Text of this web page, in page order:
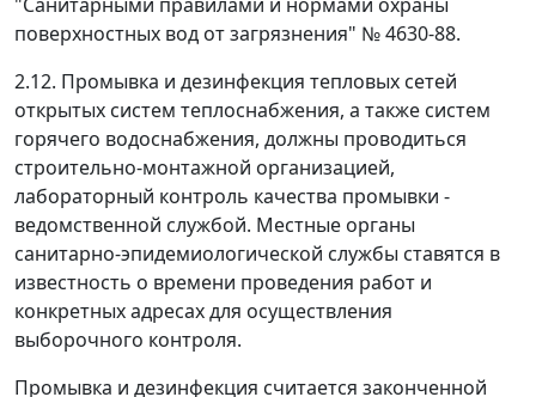
поверхностных вод от загрязнения" № 4630-88.
2.12. Промывка и дезинфекция тепловых сетей
открытых систем теплоснабжения, а также систем
горячего водоснабжения, должны проводиться
строительно-монтажной организацией,
лабораторный контроль качества промывки -
ведомственной службой. Местные органы
санитарно-эпидемиологической службы ставятся в
известность о времени проведения работ и
конкретных адресах для осуществления
выборочного контроля.
Промывка и дезинфекция считается законченной